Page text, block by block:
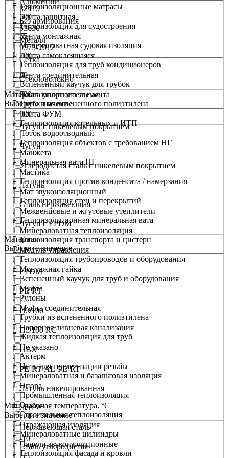
Теплоизоляционные матрасы
Теплоизоляция для судостроения
Минераловатная судовая изоляция
Теплоизоляция для труб кондиционеров
Вспененный каучук для трубок
Трубки из вспененного полиэтилена
Теплоизоляция котельных и ИТП
Теплоизоляция объектов с требованием НГ
Минеральная вата НГ
Теплоизоляция против конденсата / намерзания
Теплоизоляция стен и перекрытий
Теплоизоляционная минеральная вата
Теплоизоляция транспорта и цистерн
Теплоизоляция трубопроводов и оборудования
Вспененный каучук для труб и оборудования
Рулоны
Трубки из вспененного полиэтилена
Жидкая теплоизоляция для труб
Актерм
Минераловатная и базальтовая изоляция
Промышленная теплоизоляция
Строительная теплоизоляция
Минераловатные цилиндры
Теплоизоляция фасада и кровли
Лента защитная
Лента монтажная
Лента самоклеящаяся
Лента соединительная
Лента уплотнительная
Лента ФУМ
Лоток водоотводный
Манжета
Мастика
Мат звукоизоляционный
Межвенцовые и жгутовые утеплители
Минераловатная теплоизоляция
Модуль управления
Монтажная гайка
Муфта
Муфта соединительная
Напорная ливневая канализация
Не указано
Нить для герметизации резьбы
Опора
Отвод
Отражающая изоляция
Панели звукоизоляционные
600
65
700
80
800
900
32415
53630
9573-2012
Без армирования
Металл
Сетка
Стекловолокно
Материал запорного элемента
Выберите значение
Чугун с никелевым покрытием
Чугун
Углеродистая сталь с никелевым покрытием
Латунь
Сталь нержавеющая
Чугун с EPDM
Материал
Выберите значение
EPDM
PE-RT
ПЭ100
ПЭ100 RC
ПВХ
PE-RT-AL-PE-RT
Латунь никелированная
Лен
Нержавеющая сталь
Сталь углеродистая
Мин. рабочая температура. °С
Выберите значение
-10